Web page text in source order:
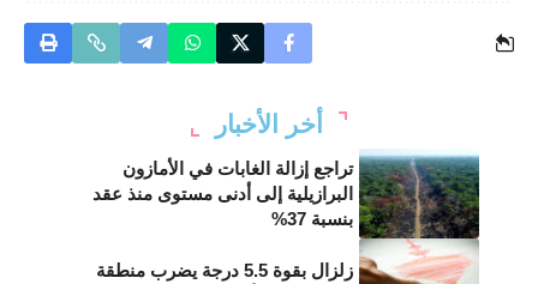
أخر الأخبار
تراجع إزالة الغابات في الأمازون
البرازيلية إلى أدنى مستوى منذ عقد
بنسبة 37%
زلزال بقوة 5.5 درجة يضرب منطقة